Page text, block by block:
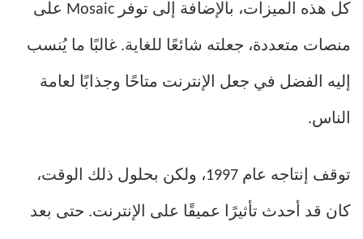
كل هذه الميزات، بالإضافة إلى توفر Mosaic على
منصات متعددة، جعلته شائعًا للغاية. غالبًا ما يُنسب
إليه الفضل في جعل الإنترنت متاحًا وجذابًا لعامة
الناس.
توقف إنتاجه عام 1997، ولكن بحلول ذلك الوقت،
كان قد أحدث تأثيرًا عميقًا على الإنترنت. حتى بعد